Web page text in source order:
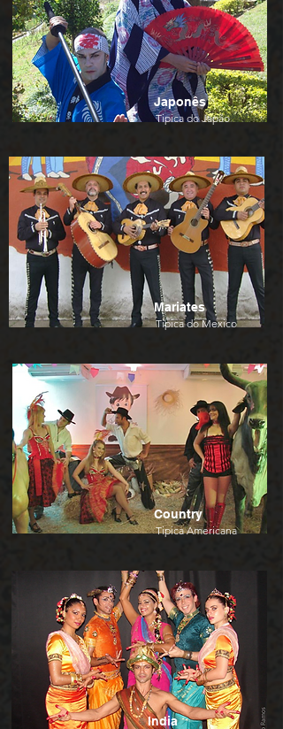
Japonês
Tipica do Japão
Mariates
Tipica do Mexico
Country
Tipica Americana
India